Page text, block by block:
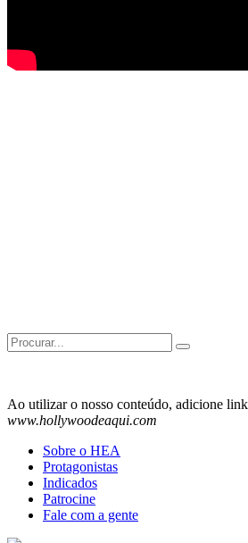
Search
for:
Ao utilizar o nosso conteúdo, adicione
www.hollywoodeaqui.com
Sobre o HEA
Protagonistas
Indicados
Patrocine
Fale com a gente